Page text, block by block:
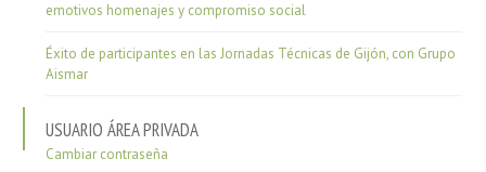
emotivos homenajes y compromiso social
Éxito de participantes en las Jornadas Técnicas de Gijón, con Grupo
Aismar
USUARIO ÁREA PRIVADA
Cambiar contraseña